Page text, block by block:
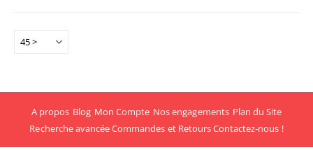
A propos Blog Mon Compte Nos engagements Plan du Site
Recherche avancéeCommandes et RetoursContactez-nous !